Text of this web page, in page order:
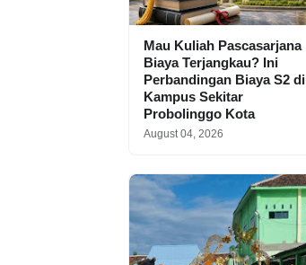
Mau Kuliah Pascasarjana
Biaya Terjangkau? Ini
Perbandingan Biaya S2 di
Kampus Sekitar
Probolinggo Kota
August 04, 2026